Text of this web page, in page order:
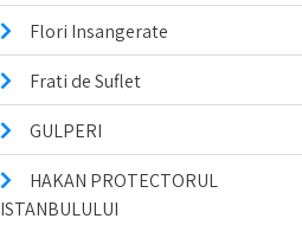
Flori Insangerate
Frati de Suflet
GULPERI
HAKAN PROTECTORUL
ISTANBULULUI